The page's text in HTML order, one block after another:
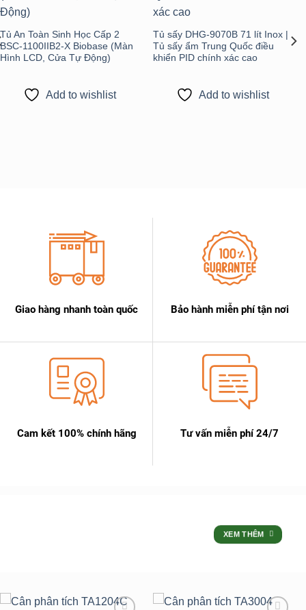
Tủ An Toàn Sinh Học Cấp 2
BSC-1100IIB2-X Biobase (Màn
Hình LCD, Cửa Tự Động)
Add to wishlist
Tủ sấy DHG-9070B 71 lít Inox |
Tủ sấy ẩm Trung Quốc điều
khiển PID chính xác cao
Add to wishlist
Giao hàng nhanh toàn quốc Bảo hành miễn phí tận nơi
Cam kết 100% chính hãng Tư vấn miễn phí 24/7
XEM THÊM